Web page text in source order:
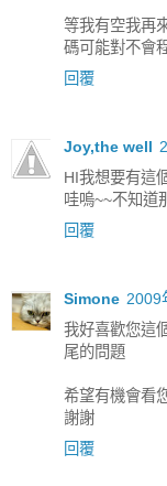
等我有空我再
碼可能對不會
回覆
Joy,the well
HI我想要有這
哇嗚~~不知道
回覆
Simone 2009
我好喜歡您這
尾的問題
希望有機會看
謝謝
回覆